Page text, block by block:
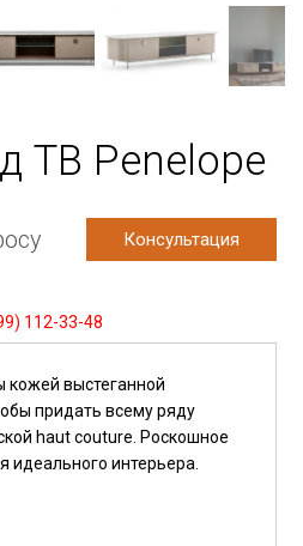
ТВ Penelope
Консультация
112-33-48
выстеганной
придать всему ряду
haut couture. Роскошное
идеального интерьера.